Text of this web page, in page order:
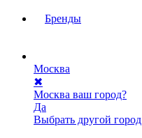
Бренды
Москва
✖
Москва ваш город?
Да
Выбрать другой город